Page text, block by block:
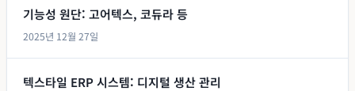
기능성 원단: 고어텍스, 코듀라 등
2025년 12월 27일
텍스타일 ERP 시스템: 디지털 생산 관리